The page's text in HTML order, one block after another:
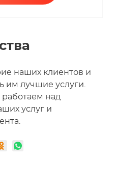
наших клиентов и
им лучшие услуги.
над
услуг и